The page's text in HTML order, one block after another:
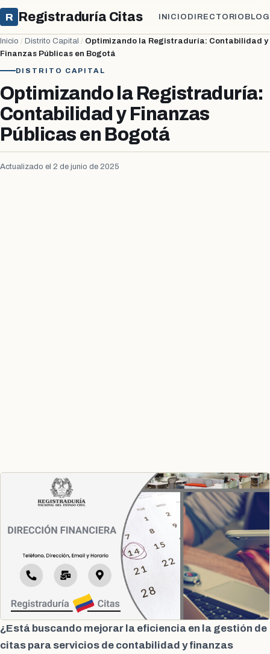
R Registraduría Citas INICIO DIRECTORIO BLOG
Inicio / Distrito Capital / Optimizando la Registraduría: Contabilidad y
Finanzas Públicas en Bogotá
DISTRITO CAPITAL
Optimizando la Registraduría:
Contabilidad y Finanzas
Públicas en Bogotá
Actualizado el 2 de junio de 2025
¿Está buscando mejorar la eficiencia en la gestión de
citas para servicios de contabilidad y finanzas